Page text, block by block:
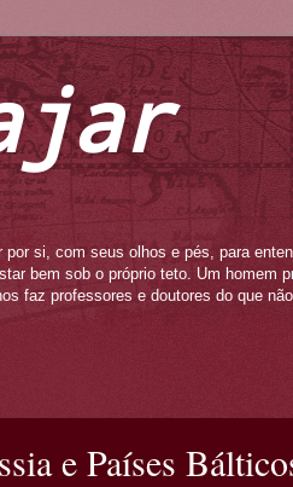
si, com seus olhos e pés, para
bem sob o próprio teto. Um homem
faz professores e doutores do que
e Países